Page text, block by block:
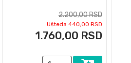
2.200,00 RSD
Ušteda 440,00 RSD
1.760,00 RSD